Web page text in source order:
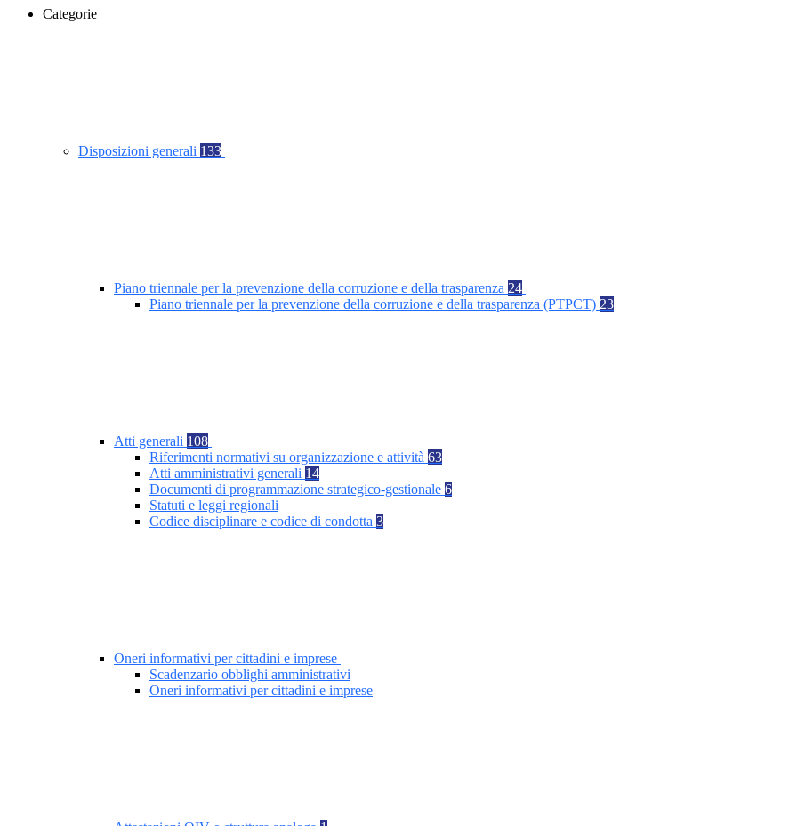
Categorie
Disposizioni generali 133
Piano triennale per la prevenzione della corruzione e della trasparenza 24
Piano triennale per la prevenzione della corruzione e della trasparenza (PTPCT) 23
Atti generali 108
Riferimenti normativi su organizzazione e attività 63
Atti amministrativi generali 14
Documenti di programmazione strategico-gestionale 6
Statuti e leggi regionali
Codice disciplinare e codice di condotta 3
Oneri informativi per cittadini e imprese
Scadenzario obblighi amministrativi
Oneri informativi per cittadini e imprese